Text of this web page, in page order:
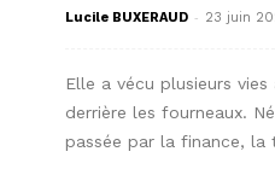
Lucile BUXERAUD - 23 juin
Elle a vécu plusieurs
derrière les fourneaux.
passée par la finance, la